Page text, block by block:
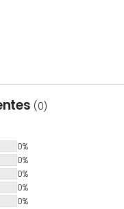
(0)
0%
0%
0%
0%
0%